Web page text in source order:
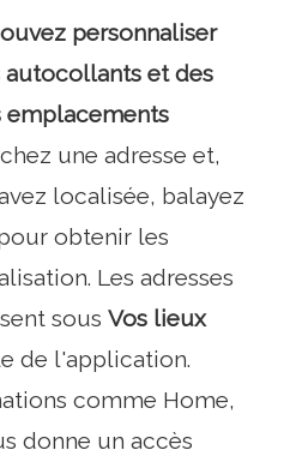
personnaliser
autocollants et des
une adresse et,
localisée, balayez
obtenir les
Les adresses
sous Vos lieux
de l'application.
comme Home,
donne un accès